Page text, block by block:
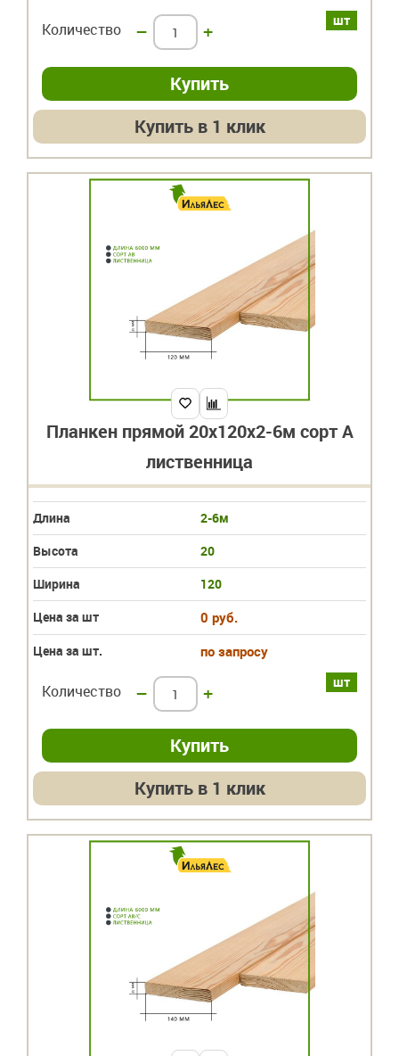
шт
Количество – +
Купить в 1 клик
Планкен прямой 20х120х2-6м сорт А
лиственница
Длина
2-6м
Высота
20
Ширина
120
Цена за шт
0 руб.
Цена за шт. по запросу
шт
Количество – +
Купить в 1 клик